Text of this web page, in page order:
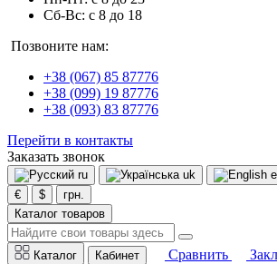
Сб-Вс: с 8 до 18
Позвоните нам:
+38 (067) 85 87776
+38 (099) 19 87776
+38 (093) 83 87776
Перейти в контакты
Заказать звонок
ru uk
€
$
грн.
Каталог товаров
Каталог Кабинет Сравнить